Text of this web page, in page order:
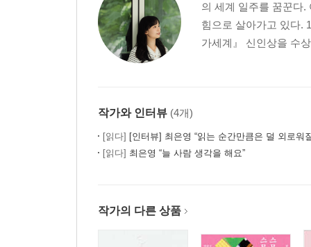
의 세계 일주를 꿈꾼다.
힘으로 살아가고 있다.
가세계』 신인상을 수
작가와 인터뷰 (4개)
[읽다] [인터뷰] 최은영 “읽는 순간만큼은 덜 외로워
[읽다] 최은영 “늘 사람 생각을 해요”
작가의 다른 상품